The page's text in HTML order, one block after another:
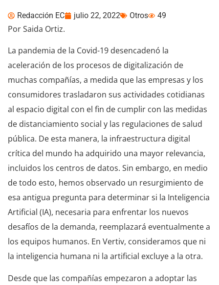
Redacción EC julio 22, 2022 Otros 49
Por Saida Ortiz.
La pandemia de la Covid-19 desencadenó la
aceleración de los procesos de digitalización de
muchas compañías, a medida que las empresas y los
consumidores trasladaron sus actividades cotidianas
al espacio digital con el fin de cumplir con las medidas
de distanciamiento social y las regulaciones de salud
pública. De esta manera, la infraestructura digital
crítica del mundo ha adquirido una mayor relevancia,
incluidos los centros de datos. Sin embargo, en medio
de todo esto, hemos observado un resurgimiento de
esa antigua pregunta para determinar si la Inteligencia
Artificial (IA), necesaria para enfrentar los nuevos
desafíos de la demanda, reemplazará eventualmente a
los equipos humanos. En Vertiv, consideramos que ni
la inteligencia humana ni la artificial excluye a la otra.
Desde que las compañías empezaron a adoptar las